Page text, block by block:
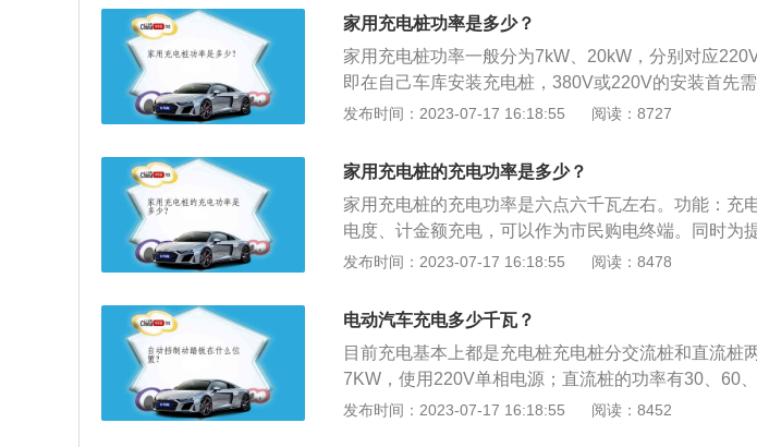
干扰或噪音干扰的考验，并保持通信的畅通。建设费
下，综合考虑建设费用及长期使用和维护的费用。
家用充电桩功率是多少？
家用充电桩功率一般分为7kW、20kW，分别对应
即在自己车库安装充电桩，380V或220V的安装首先
电：4S店配有超级充电桩，充电服务属于售后范围。
过随车充电器一般只有110V，充电比较慢，充电速度
电站充电：主要在市区布局，一般位于商业闹区。从0
时。
发布时间：2023-07-17 16:18:55 阅读：8727
家用充电桩的充电功率是多少？
家用充电桩的充电功率是六点六千瓦左右。功能：充
电度、计金额充电，可以作为市民购电终端。同时为
率和实用性，今后将陆续增加一桩（栓）多充和为电
的使用寿命、充电时间。这也是消费者在购买电动汽
之一。实现动力电池快速、高效、安全、合理的电量
的基本原则，另外，还要考虑充电器对各种动力电池
发布时间：2023-07-17 16:18:55 阅读：8478
电动汽车充电多少千瓦？
目前充电基本上都是充电桩充电桩分交流桩和直流桩
7KW，使用220V单相电源；直流桩的功率有30、60
功率等级可选；实际充电时是根据电动汽车的电池参
发布时间：2023-07-17 16:18:55 阅读：8452